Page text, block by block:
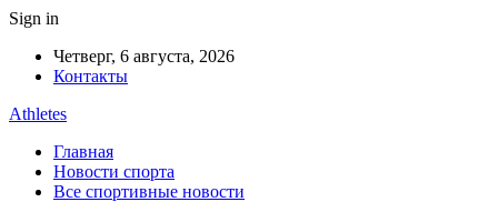
Sign in
Четверг, 6 августа, 2026
Контакты
Athletes
Главная
Новости спорта
Все спортивные новости